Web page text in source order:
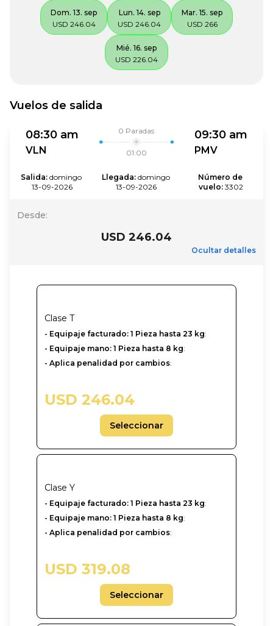
Dom. 13. sep
USD 246.04
Lun. 14. sep
USD 246.04
Mar. 15. sep
USD 266
Mié. 16. sep
USD 226.04
Vuelos de salida
08:30 am
VLN
0 Paradas
01:00
09:30 am
PMV
Salida: domingo
13-09-2026
Llegada: domingo
13-09-2026
Número de
vuelo: 3302
Desde:
USD 246.04
Ocultar detalles
Clase T
- Equipaje facturado: 1 Pieza hasta 23 kg:
- Equipaje mano: 1 Pieza hasta 8 kg:
- Aplica penalidad por cambios:
USD 246.04
Seleccionar
Clase Y
-‎ Equipaje facturado: 1 Pieza hasta 23 kg:
- Equipaje mano: 1 Pieza hasta 8 kg:
- Aplica penalidad por cambios:
USD 319.08
Seleccionar